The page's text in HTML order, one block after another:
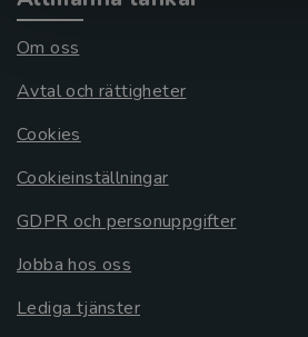
Om oss
Avtal och rättigheter
Cookies
Cookieinställningar
GDPR och personuppgifter
Jobba hos oss
Lediga tjänster